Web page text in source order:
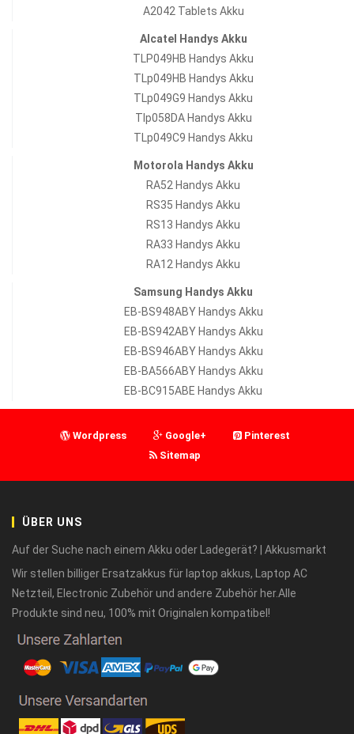
A2042 Tablets Akku
Alcatel Handys Akku
TLP049HB Handys Akku
TLp049HB Handys Akku
TLp049G9 Handys Akku
Tlp058DA Handys Akku
TLp049C9 Handys Akku
Motorola Handys Akku
RA52 Handys Akku
RS35 Handys Akku
RS13 Handys Akku
RA33 Handys Akku
RA12 Handys Akku
Samsung Handys Akku
EB-BS948ABY Handys Akku
EB-BS942ABY Handys Akku
EB-BS946ABY Handys Akku
EB-BA566ABY Handys Akku
EB-BC915ABE Handys Akku
Wordpress Google+
Pinterest
Sitemap
ÜBER UNS
Auf der Suche nach einem Akku oder Ladegerät? | Akkusmarkt
Wir stellen billiger Ersatzakkus für laptop akkus, Laptop AC
Netzteil, Electronic Zubehör und andere Zubehör her.Alle
Produkte sind neu, 100% mit Originalen kompatibel!